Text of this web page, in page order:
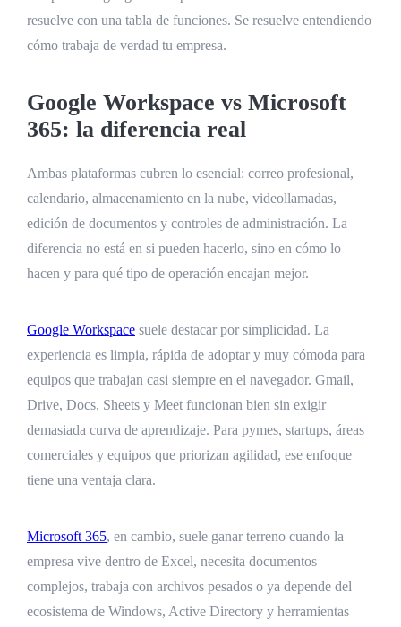
resuelve con una tabla de funciones. Se resuelve entendiendo
cómo trabaja de verdad tu empresa.
Google Workspace vs Microsoft
365: la diferencia real
Ambas plataformas cubren lo esencial: correo profesional,
calendario, almacenamiento en la nube, videollamadas,
edición de documentos y controles de administración. La
diferencia no está en si pueden hacerlo, sino en cómo lo
hacen y para qué tipo de operación encajan mejor.
Google Workspace suele destacar por simplicidad. La
experiencia es limpia, rápida de adoptar y muy cómoda para
equipos que trabajan casi siempre en el navegador. Gmail,
Drive, Docs, Sheets y Meet funcionan bien sin exigir
demasiada curva de aprendizaje. Para pymes, startups, áreas
comerciales y equipos que priorizan agilidad, ese enfoque
tiene una ventaja clara.
Microsoft 365, en cambio, suele ganar terreno cuando la
empresa vive dentro de Excel, necesita documentos
complejos, trabaja con archivos pesados o ya depende del
ecosistema de Windows, Active Directory y herramientas